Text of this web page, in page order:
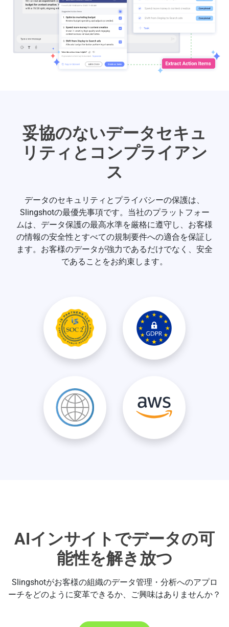
妥協のないデータセキュ
リティとコンプライアン
ス
データのセキュリティとプライバシーの保護は、
Slingshotの最優先事項です。当社のプラットフォー
ムは、データ保護の最高水準を厳格に遵守し、お客様
の情報の安全性とすべての規制要件への適合を保証し
ます。お客様のデータが強力であるだけでなく、安全
であることをお約束します。
AIインサイトでデータの可
能性を解き放つ
Slingshotがお客様の組織のデータ管理・分析へのアプロ
ーチをどのように変革できるか、ご興味はありませんか？